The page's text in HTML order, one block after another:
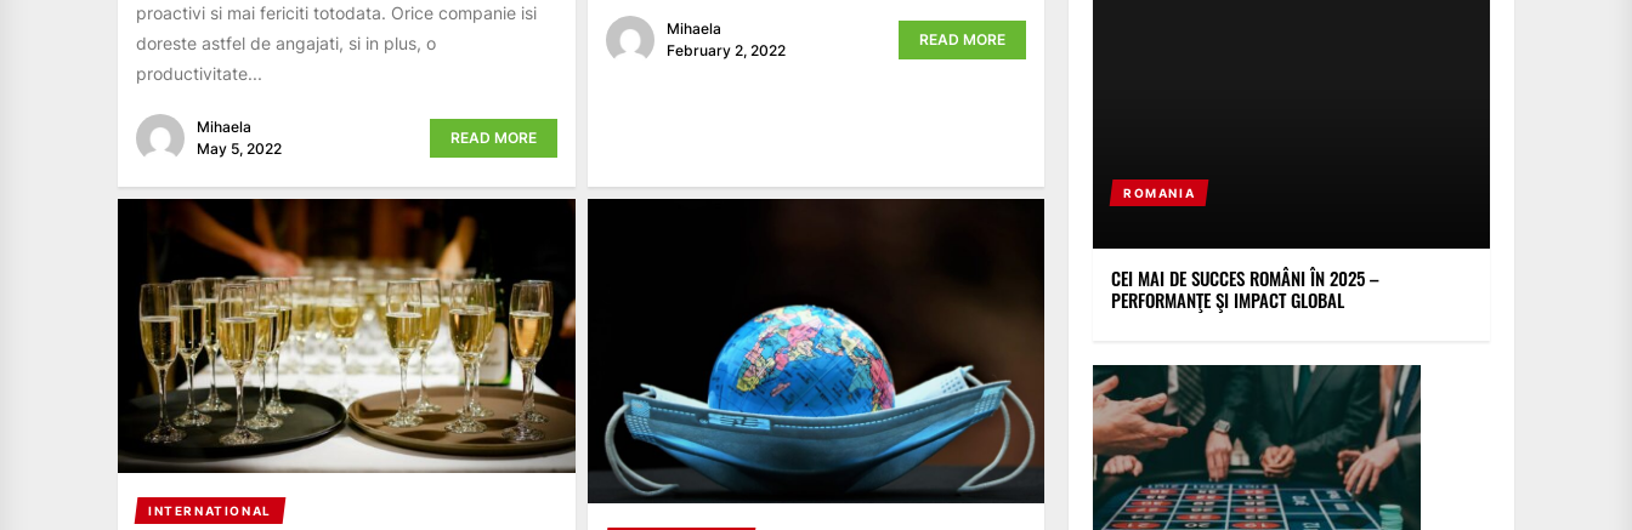
proactivi si mai fericiti totodata. Orice companie isi
doreste astfel de angajati, si in plus, o
productivitate...
Mihaela
May 5, 2022
READ MORE
Mihaela
February 2, 2022
READ MORE
INTERNATIONAL
ROMANIA
CEI MAI DE SUCCES ROMÂNI ÎN 2025 –
PERFORMANŢE ŞI IMPACT GLOBAL